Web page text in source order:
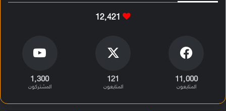
12٬421
11٬000
المتابعون
121
المتابعون
1٬300
المشتركون